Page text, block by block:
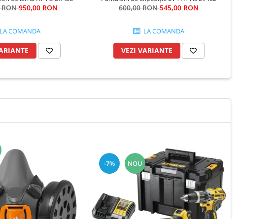
RON950,00 RON
LA COMANDA
600,00 RON545,00 RON
LA COMANDA
VEZI VARIANTE
-7% NOU